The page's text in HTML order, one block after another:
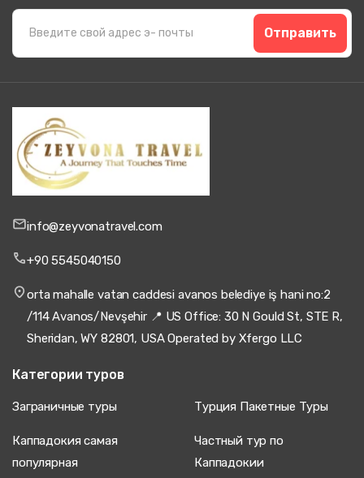
Отправить
info@zeyvonatravel.com
+90 5545040150
orta mahalle vatan caddesi avanos belediye iş hani no:2
/114 Avanos/Nevşehir 📍 US Office: 30 N Gould St, STE R,
Sheridan, WY 82801, USA Operated by Xfergo LLC
Категории туров
Заграничные туры Турция Пакетные Туры
Каппадокия самая
популярная
Частный тур по
Каппадокии